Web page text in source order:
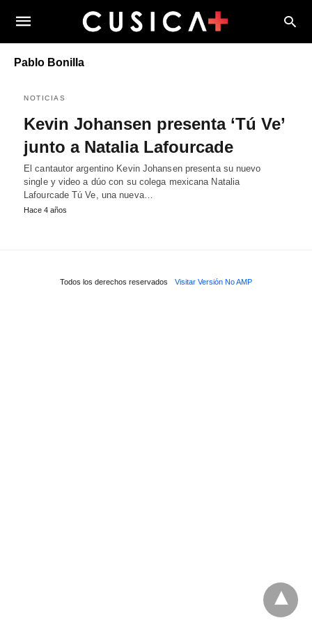
Pablo Bonilla
NOTICIAS
Kevin Johansen presenta ‘Tú Ve’
junto a Natalia Lafourcade
El cantautor argentino Kevin Johansen presenta su nuevo
single y video a dúo con su colega mexicana Natalia
Lafourcade Tú Ve, una nueva…
Hace 4 años
Todos los derechos reservados Visitar Versión No AMP